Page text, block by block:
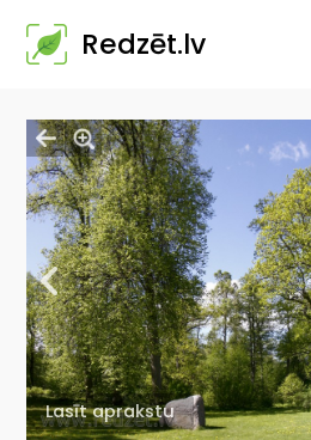
Redzēt.lv
Lasīt aprakstu